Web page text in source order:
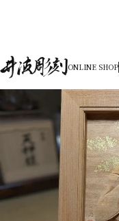
ONLINE SHOP
HOME